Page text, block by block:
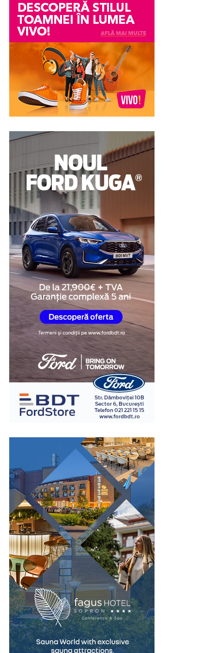
Din păcate, chiar și atunci când acuzațiile se dovedesc
ulterior nefondate, efectele asupra reputației pot
persista. Încrederea colegilor, a angajatorului sau chiar a
membrilor familiei poate fi afectată, iar procesul de
recâștigare a acesteia poate fi dificil.
În astfel de împrejurări, unele persoane aleg în mod
voluntar să efectueze un test poligraf pentru a susține
veridicitatea declarațiilor lor. Examinarea nu stabilește
însă poate constitui un element suplimentar de
evaluare și poate contribui la clarificarea
circumstanțelor în care au apărut suspiciunile.
Pentru multe persoane, această abordare reprezintă o
modalitate de a demonstra disponibilitatea de a coopera
și de a răspunde transparent întrebărilor legate de
situația investigată.
Obiectivitatea reacțiilor
fiziologice
Unul dintre cele mai importante avantaje ale testului
poligraf este faptul că evaluarea se bazează pe
monitorizarea unor reacții fiziologice involuntare,
precum ritmul cardiac, respirația, tensiunea arterială și
modificările conductanței electrice a pielii.
În cadrul examinării, specialistul formulează întrebări
relevante pentru situația investigată și analizează
răspunsurile împreună cu reacțiile fiziologice
înregistrate. Interpretarea rezultatelor este realizată în
baza unor metode și protocoale specifice, de către
examinatori instruiți în acest domeniu.
subiective, examinarea poligraf urmărește indicatori
fiziologici măsurabili, ceea ce oferă un grad suplimentar
de obiectivitate în procesul de evaluare. Din acest motiv,
testul este utilizat în numeroase contexte, inclusiv în
investigații interne, procese de selecție pentru anumite
funcții sensibile sau verificarea unor declarații în cadrul
unor anchete.
Este important de înțeles că rezultatul unui test
poligraf trebuie interpretat în contextul întregii situații
și al celorlalte informații disponibile. Tocmai această
abordare echilibrată îi conferă valoare ca instrument
complementar de verificare.
Un pas spre recâștigarea
încrederii